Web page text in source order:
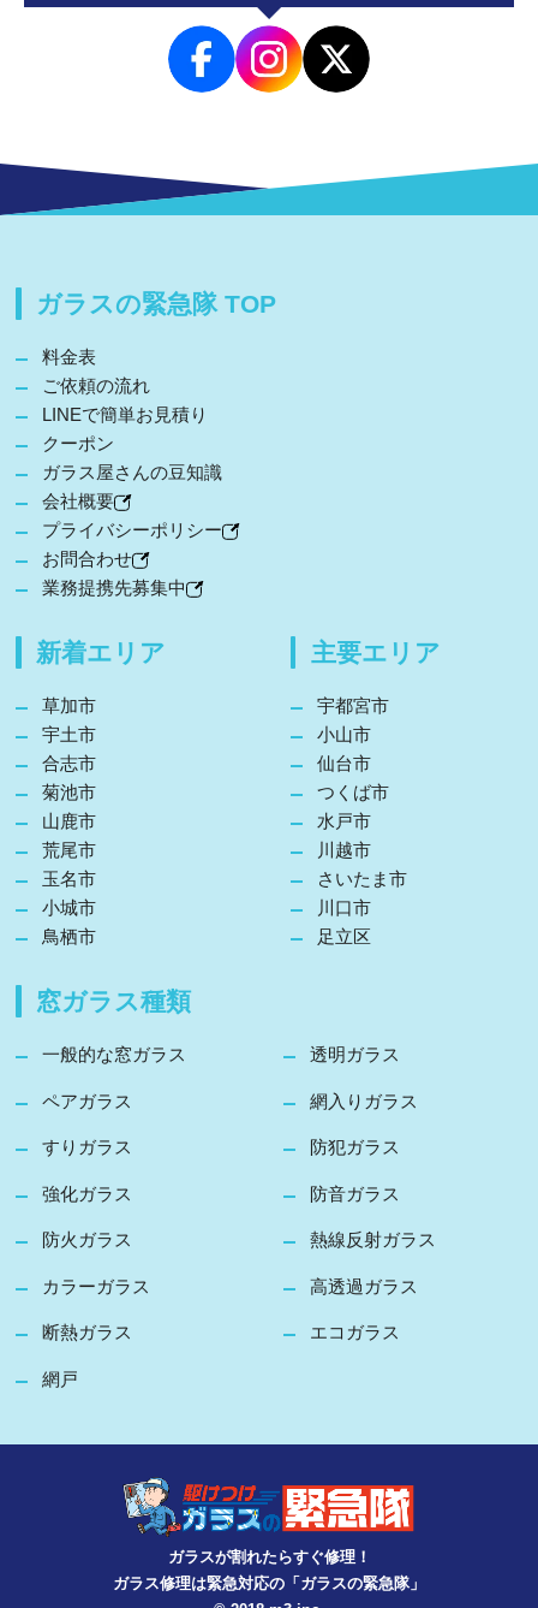
ガラスの緊急隊 TOP
料金表
ご依頼の流れ
LINEで簡単お見積り
クーポン
ガラス屋さんの豆知識
会社概要
プライバシーポリシー
お問合わせ
業務提携先募集中
新着エリア
草加市
宇土市
合志市
菊池市
山鹿市
荒尾市
玉名市
小城市
鳥栖市
主要エリア
宇都宮市
小山市
仙台市
つくば市
水戸市
川越市
さいたま市
川口市
足立区
窓ガラス種類
一般的な窓ガラス 透明ガラス
ペアガラス 網入りガラス
すりガラス 防犯ガラス
強化ガラス 防音ガラス
防火ガラス 熱線反射ガラス
カラーガラス 高透過ガラス
断熱ガラス エコガラス
網戸
ガラスが割れたらすぐ修理！
ガラス修理は緊急対応の「ガラスの緊急隊」